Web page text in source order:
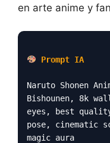
en arte anime y
Prompt IA
Naruto Shonen
Bishounen, 8k
eyes, best
pose, cinematic
magic aura